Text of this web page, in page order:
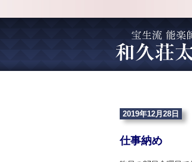
2019年12月28日
仕事納め